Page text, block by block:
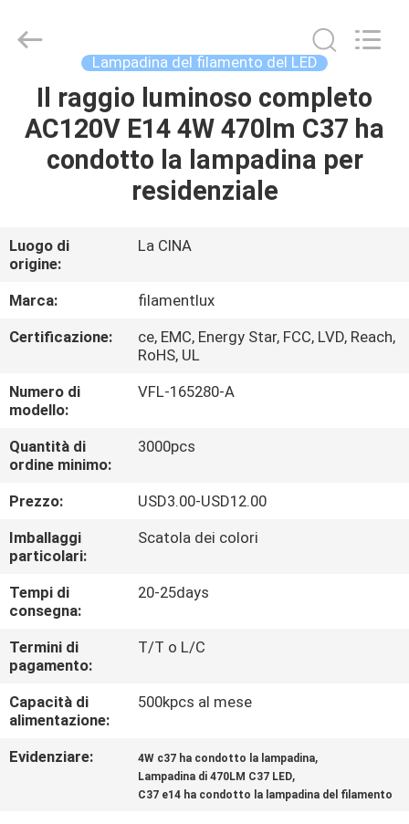
CASA
PRODOTTI
NOI
GIRO
DELLA
CONTROLLO
DI
CONTATTICI
RICHIEDA
CITAZIONE
MAPPA
DEL
Technology
Lampadina del filamento del LED
Il raggio luminoso completo
AC120V E14 4W 470lm C37 ha
condotto la lampadina per
residenziale
Luogo di
origine:
La CINA
Marca:
filamentlux
Certificazione:
ce, EMC, Energy Star, FCC, LVD, Reach,
RoHS, UL
Numero di
modello:
VFL-165280-A
Quantità di
ordine minimo:
3000pcs
Prezzo:
USD3.00-USD12.00
Imballaggi
particolari:
Scatola dei colori
Tempi di
consegna:
20-25days
Termini di
pagamento:
T/T o L/C
Capacità di
alimentazione:
500kpcs al mese
Evidenziare: 4W c37 ha condotto la lampadina,
Lampadina di 470LM C37 LED,
C37 e14 ha condotto la lampadina del filamento